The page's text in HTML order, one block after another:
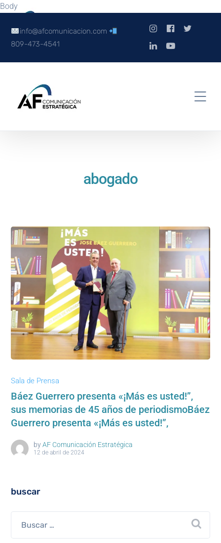
Body
info@afcomunicacion.com
809-473-4541
abogado
Sala de Prensa
Báez Guerrero presenta «¡Más es usted!”,
sus memorias de 45 años de periodismoBáez
Guerrero presenta «¡Más es usted!”,
by AF Comunicación Estratégica
12 de abril de 2024
buscar